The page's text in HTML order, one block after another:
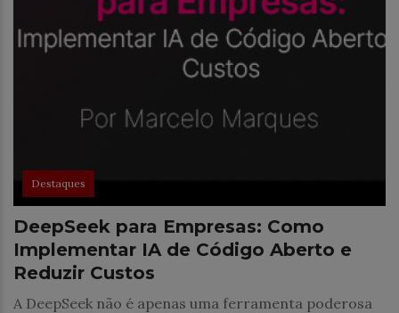
Destaques
DeepSeek para Empresas: Como
Implementar IA de Código Aberto e
Reduzir Custos
A DeepSeek não é apenas uma ferramenta poderosa